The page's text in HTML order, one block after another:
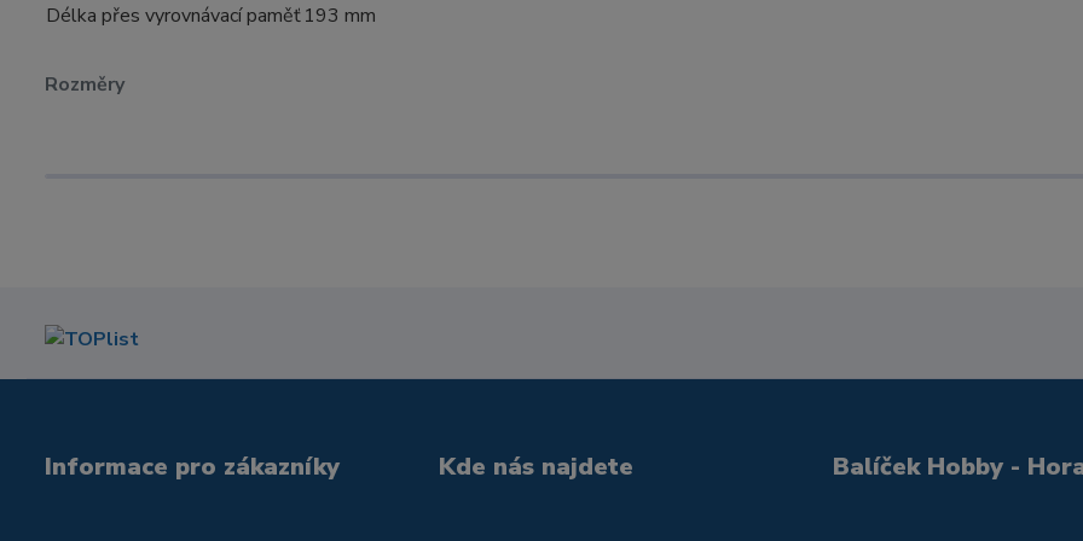
Rozměry
Délka přes vyrovnávací paměť193 mm
Informace pro zákazníky Kde nás najdete Balíček Hobby -